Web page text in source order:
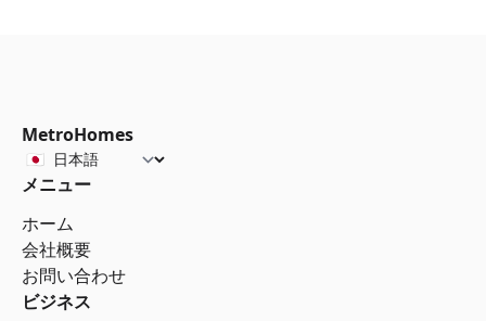
MetroHomes
メニュー
ホーム
会社概要
お問い合わせ
ビジネス